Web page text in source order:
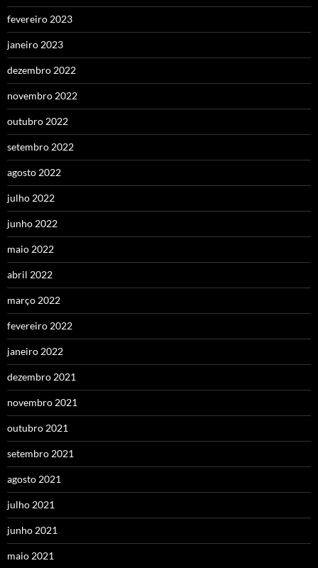
fevereiro 2023
janeiro 2023
dezembro 2022
novembro 2022
outubro 2022
setembro 2022
agosto 2022
julho 2022
junho 2022
maio 2022
abril 2022
março 2022
fevereiro 2022
janeiro 2022
dezembro 2021
novembro 2021
outubro 2021
setembro 2021
agosto 2021
julho 2021
junho 2021
maio 2021